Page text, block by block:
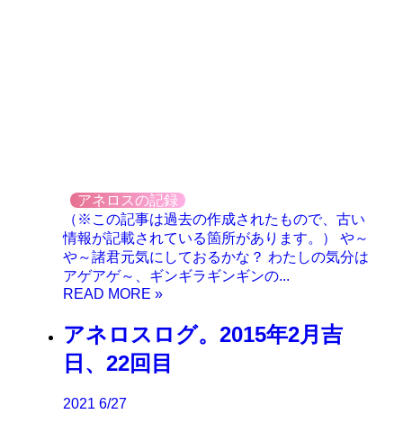
アネロスの記録
（※この記事は過去の作成されたもので、古い
情報が記載されている箇所があります。） や～
や～諸君元気にしておるかな？ わたしの気分は
アゲアゲ～、ギンギラギンギンの...
アネロスログ。2015年2月吉
日、22回目
2021 6/27